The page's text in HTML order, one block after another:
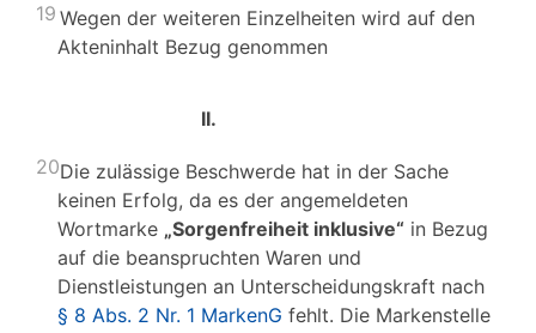
19 Wegen der weiteren Einzelheiten wird auf den
Akteninhalt Bezug genommen
II.
20Die zulässige Beschwerde hat in der Sache
keinen Erfolg, da es der angemeldeten
Wortmarke „Sorgenfreiheit inklusive“ in Bezug
auf die beanspruchten Waren und
Dienstleistungen an Unterscheidungskraft nach
§ 8 Abs. 2 Nr. 1 MarkenG fehlt. Die Markenstelle